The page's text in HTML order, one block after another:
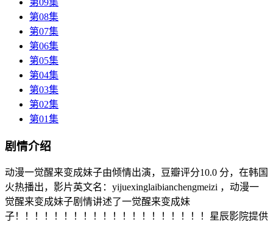
第08集
第07集
第06集
第05集
第04集
第03集
第02集
第01集
剧情介绍
动漫一觉醒来变成妹子由倾情出演，豆瓣评分10.0 分，在韩国
火热播出，影片英文名：yijuexinglaibianchengmeizi ，动漫一
觉醒来变成妹子剧情讲述了一觉醒来变成妹
子！！！！！！！！！！！！！！！！！！！！星辰影院提供